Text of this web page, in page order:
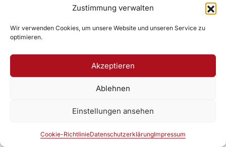
Zustimmung verwalten
Wir verwenden Cookies, um unsere Website und unseren Service zu
optimieren.
Akzeptieren
Ablehnen
Einstellungen ansehen
Cookie-RichtlinieDatenschutzerklärungImpressum
Unser YouTube-Kanal
Zur DAV Webseite